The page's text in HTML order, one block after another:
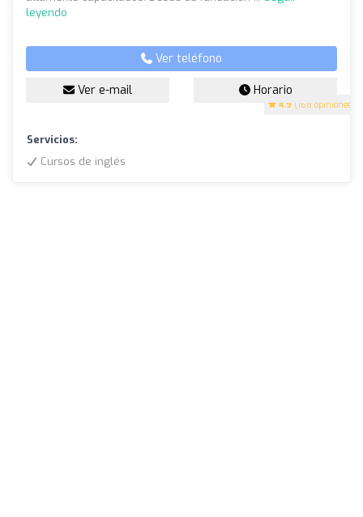
4.9 (168 opiniones)
leyendo
Ver teléfono
Ver e-mail Horario
Servicios:
Cursos de inglés